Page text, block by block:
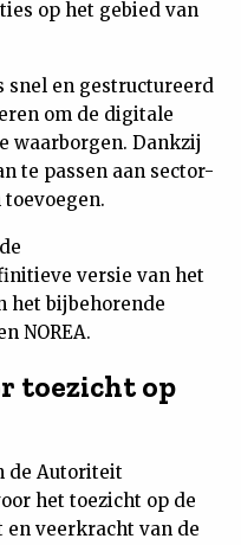
op het gebied van
en gestructureerd
om de digitale
waarborgen. Dankzij
te passen aan sector-
versie van het
het bijbehorende
NOREA.
toezicht op
de Autoriteit
het toezicht op de
veerkracht van de